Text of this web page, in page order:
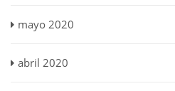
mayo 2020
abril 2020